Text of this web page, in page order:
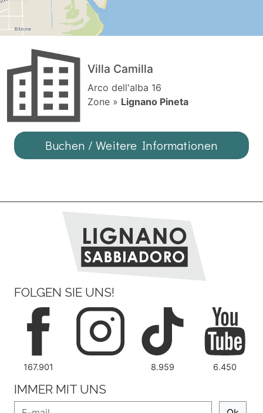
Villa Camilla
Arco dell'alba 16
Zone » Lignano Pineta
Buchen / Weitere Informationen
FOLGEN SIE UNS!
167.901 8.959 6.450
IMMER MIT UNS